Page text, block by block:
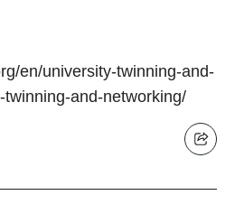
en/university-twinning-and-
and-networking/